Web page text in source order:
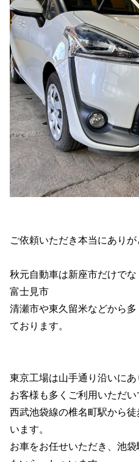
ご依頼いただき本当にあり
秋元自動車は新座市だけで
富士見市
清瀬市や東久留米などから
ております。
東京工場は山手通り沿いに
お客様も多くご利用いただい
西武池袋線の椎名町駅から
います。
お車をお任せいただき、池